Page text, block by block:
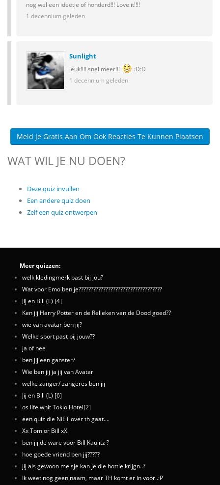
nog wel een ideetje of honderd!!! Love it!!!!
1 decennium geleden
Sunlight
leuk!!!! snel meer!!!
:D:D
1 decennium geleden
Meld Je Gratis Aan Om Ook Reacties Te Kunnen Plaatsen
WAT WIL JE NU DOEN?
Deze quiz invullen
Een andere quiz doen
Zelf een quiz ontwerpen
Meer quizzen:
welk kledingmerk past bij jou?
Wat voor Emo ben je??????????????????????????????????
Jij en Bill (L) [4]
Ken jij Harry Potter en de Relieken van de Dood goed??
wie van avatar ben jij?
Welke sport past bij jouw??
ja of nee
ben jij een ganster?
Wie ben jij ja jij van Avatar
welke zanger/ zangeres ben jij
Jij en Bill (L) [6]
os life whit Tokio Hotel[2]
een quiz die NIET over th gaat....
Xx Tom or Bill xX
ben jij de ware voor Bill Kaulitz ?
hoe goede vriend ben jij?????
jij als gewoon meisje kan je die hottie krijgn..?
Ik weet nog geen naam, maar TH komt er in voor..:P